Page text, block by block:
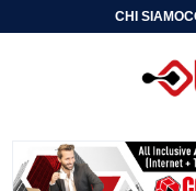
CHI SIAMO